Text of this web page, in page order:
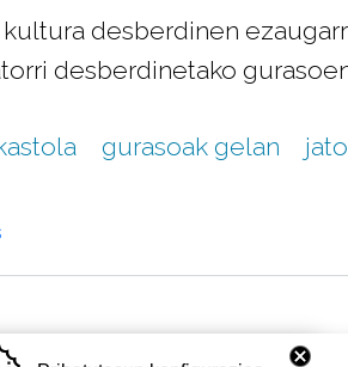
desberdinen
desberdinetako
gurasoak gelan